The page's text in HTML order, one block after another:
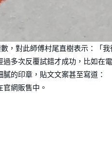
，對此師傅村尾直樹表示：「我
多次反覆試錯才成功，比如在電
的印章，貼文文案甚至寫道：
網販售中。